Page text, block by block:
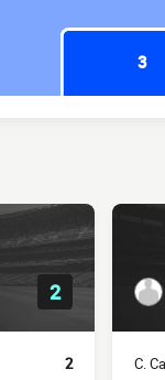
3
2
2 C.